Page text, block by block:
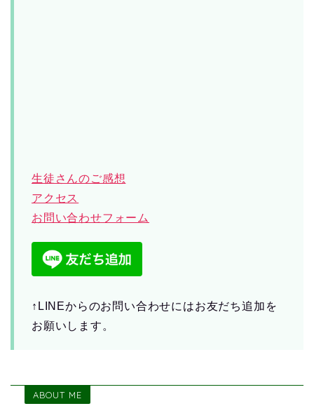
生徒さんのご感想
アクセス
お問い合わせフォーム
↑LINEからのお問い合わせにはお友だち追加を
お願いします。
ABOUT ME